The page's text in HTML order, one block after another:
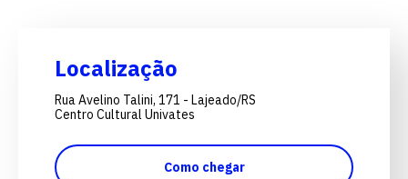
Localização
Rua Avelino Talini, 171 - Lajeado/RS
Centro Cultural Univates
Como chegar